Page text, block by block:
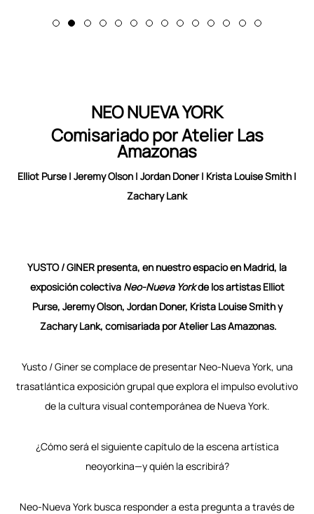
NEO NUEVA YORK
Comisariado por Atelier Las
Amazonas
Elliot Purse | Jeremy Olson | Jordan Doner | Krista Louise Smith |
Zachary Lank
YUSTO / GINER presenta, en nuestro espacio en Madrid, la
exposición colectiva Neo-Nueva Yorkde los artistas Elliot
Purse, Jeremy Olson, Jordan Doner, Krista Louise Smith y
Zachary Lank, comisariada por Atelier Las Amazonas.
Yusto / Giner se complace de presentar Neo-Nueva York, una
trasatlántica exposición grupal que explora el impulso evolutivo
de la cultura visual contemporánea de Nueva York.
¿Cómo será el siguiente capítulo de la escena artística
neoyorkina—y quién la escribirá?
Neo-Nueva York busca responder a esta pregunta a través de